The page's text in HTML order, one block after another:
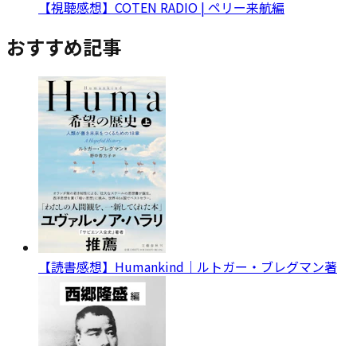
【視聴感想】COTEN RADIO | ペリー来航編
おすすめ記事
【読書感想】Humankind｜ルトガー・ブレグマン著